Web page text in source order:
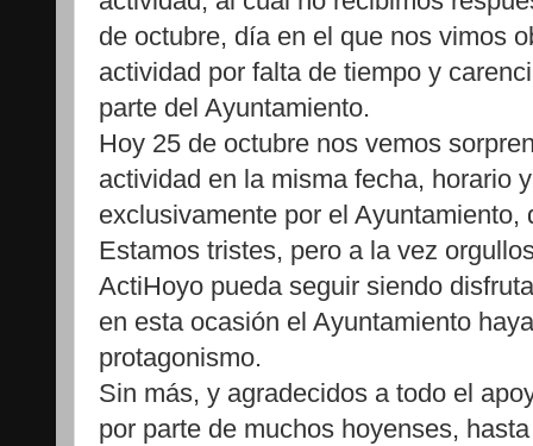
de octubre, día en el que nos vimos
actividad por falta de tiempo y
parte del Ayuntamiento.
Hoy 25 de octubre nos vemos
actividad en la misma fecha, horario
exclusivamente por el
Estamos tristes, pero a la vez
ActiHoyo pueda seguir siendo
en esta ocasión el Ayuntamiento
protagonismo.
Sin más, y agradecidos a todo el
por parte de muchos hoyenses,